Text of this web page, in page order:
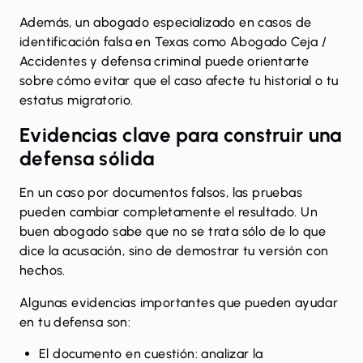
Además, un abogado especializado en casos de
identificación falsa en Texas como Abogado Ceja /
Accidentes y defensa criminal puede orientarte
sobre cómo evitar que el caso afecte tu historial o tu
estatus migratorio.
Evidencias clave para construir una
defensa sólida
En un caso por documentos falsos, las pruebas
pueden cambiar completamente el resultado. Un
buen abogado sabe que no se trata sólo de lo que
dice la acusación, sino de demostrar tu versión con
hechos.
Algunas evidencias importantes que pueden ayudar
en tu defensa son:
El documento en cuestión: analizar la